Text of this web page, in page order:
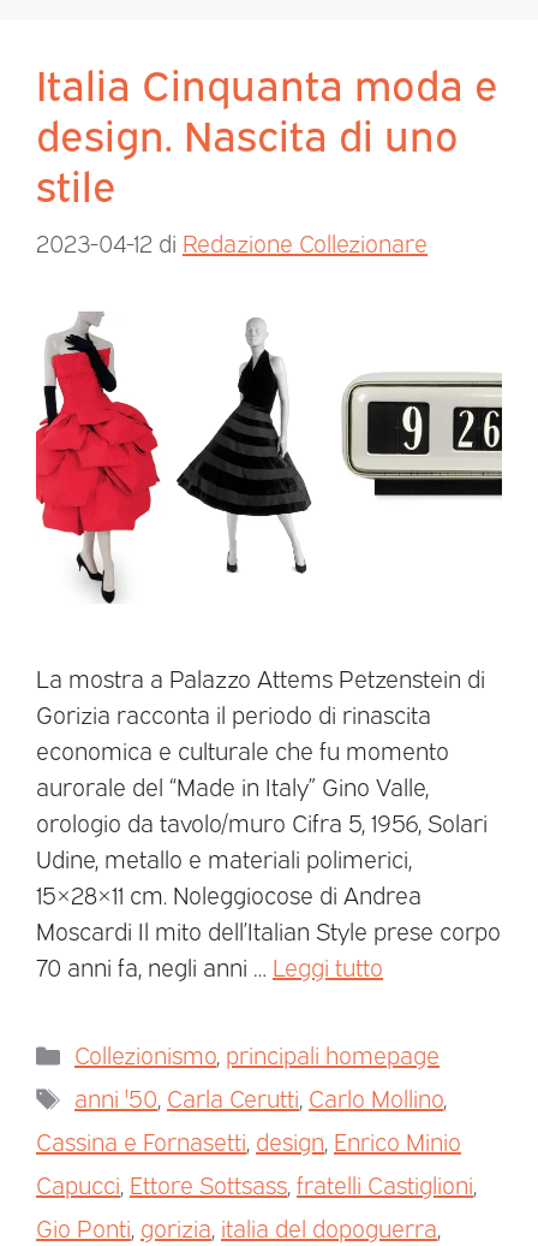
Italia Cinquanta moda e
design. Nascita di uno
stile
2023-04-12 di Redazione Collezionare
La mostra a Palazzo Attems Petzenstein di
Gorizia racconta il periodo di rinascita
economica e culturale che fu momento
aurorale del “Made in Italy” Gino Valle,
orologio da tavolo/muro Cifra 5, 1956, Solari
Udine, metallo e materiali polimerici,
15×28×11 cm. Noleggiocose di Andrea
Moscardi Il mito dell’Italian Style prese corpo
70 anni fa, negli anni … Leggi tutto
Collezionismo principali homepage
anni '50 Carla Cerutti Carlo Mollino
Cassina e Fornasetti design Enrico Minio
Capucci Ettore Sottsass fratelli Castiglioni
Gio Ponti gorizia italia del dopoguerra